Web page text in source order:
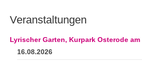
Veranstaltungen
Lyrischer Garten, Kurpark Osterode am
16.08.2026